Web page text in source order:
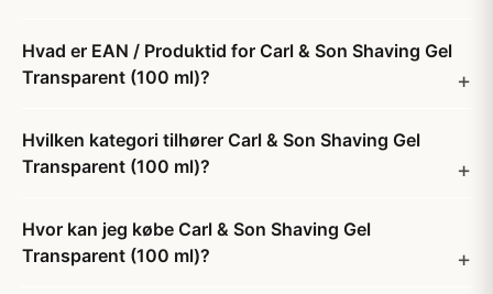
Hvad er EAN / Produktid for Carl & Son Shaving Gel
Transparent (100 ml)?
Hvilken kategori tilhører Carl & Son Shaving Gel
Transparent (100 ml)?
Hvor kan jeg købe Carl & Son Shaving Gel
Transparent (100 ml)?